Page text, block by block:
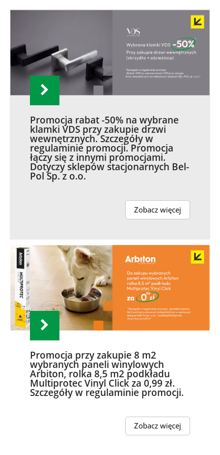
Promocja rabat -50% na wybrane
klamki VDS przy zakupie drzwi
wewnętrznych. Szczegóły w
regulaminie promocji. Promocja
łączy się z innymi promocjami.
Dotyczy sklepów stacjonarnych Bel-
Pol Sp. z o.o.
Zobacz więcej
Promocja przy zakupie 8 m2
wybranych paneli winylowych
Arbiton, rolka 8,5 m2 podkładu
Multiprotec Vinyl Click za 0,99 zł.
Szczegóły w regulaminie promocji.
Zobacz więcej